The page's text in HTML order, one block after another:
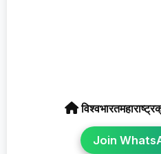
विश्वभारतमहाराष्ट्र
Join